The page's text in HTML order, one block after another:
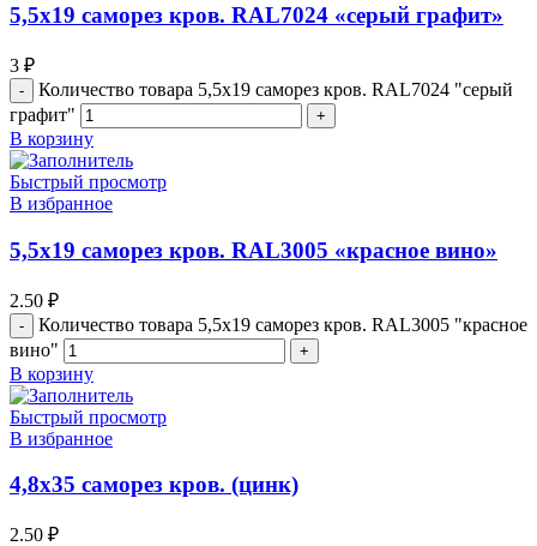
5,5х19 саморез кров. RAL7024 «серый графит»
3 ₽
Количество товара 5,5х19 саморез кров. RAL7024 "серый
графит"
В корзину
Быстрый просмотр
В избранное
5,5х19 cаморез кров. RAL3005 «красное вино»
2.50 ₽
Количество товара 5,5х19 cаморез кров. RAL3005 "красное
вино"
В корзину
Быстрый просмотр
В избранное
4,8х35 саморез кров. (цинк)
2.50 ₽